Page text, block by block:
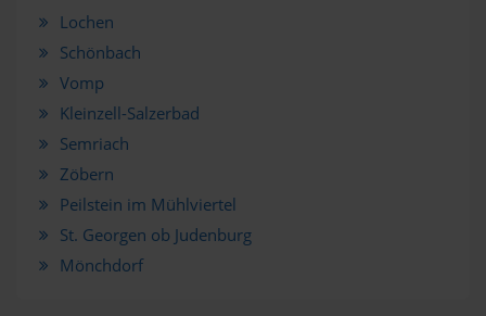
Lochen
Schönbach
Vomp
Kleinzell-Salzerbad
Semriach
Zöbern
Peilstein im Mühlviertel
St. Georgen ob Judenburg
Mönchdorf